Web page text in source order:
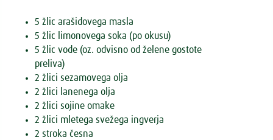
5 žlic arašidovega masla
5 žlic limonovega soka (po okusu)
5 žlic vode (oz. odvisno od želene gostote
preliva)
2 žlici sezamovega olja
2 žlici lanenega olja
2 žlici sojine omake
2 žlici mletega svežega ingverja
2 stroka česna